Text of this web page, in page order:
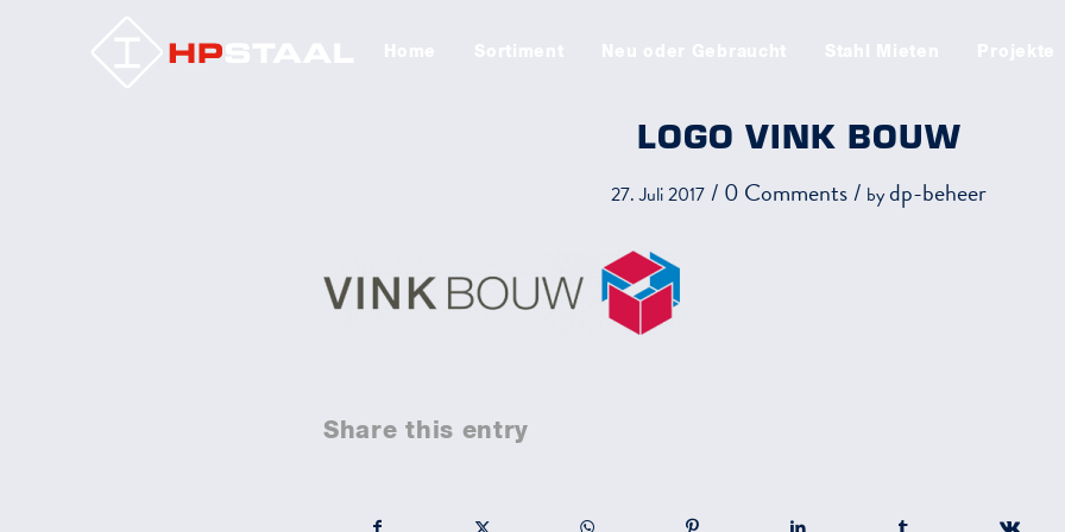
LOGO VINK BOUW
27. Juli 2017 / 0 Comments/ bydp-beheer
Share this entry